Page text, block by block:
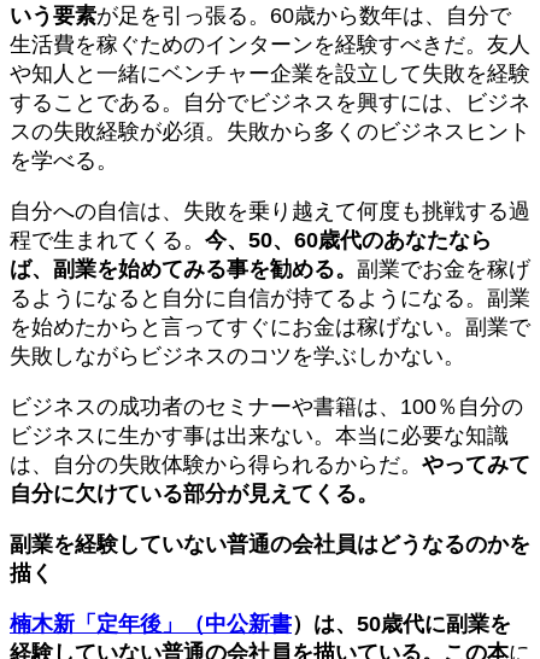
いう要素が足を引っ張る。60歳から数年は、自分で
生活費を稼ぐためのインターンを経験すべきだ。友人
や知人と一緒にベンチャー企業を設立して失敗を経験
することである。自分でビジネスを興すには、ビジネ
スの失敗経験が必須。失敗から多くのビジネスヒント
を学べる。
自分への自信は、失敗を乗り越えて何度も挑戦する過
程で生まれてくる。 今、50、60歳代のあなたなら
ば、副業を始めてみる事を勧める。 副業でお金を稼げ
るようになると自分に自信が持てるようになる。副業
を始めたからと言ってすぐにお金は稼げない。副業で
失敗しながらビジネスのコツを学ぶしかない。
ビジネスの成功者のセミナーや書籍は、100％自分の
ビジネスに生かす事は出来ない。本当に必要な知識
は、自分の失敗体験から得られるからだ。 やってみて
自分に欠けている部分が見えてくる。
副業を経験していない普通の会社員はどうなるのかを
描く
楠木新「定年後」（中公新書）は、50歳代に副業を
経験していない普通の会社員を描いている。この本に